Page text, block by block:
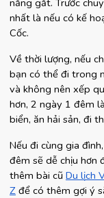
nắng gắt. Trước
nhất là nếu có kế
Cốc.
Về thời lượng, nếu
bạn có thể đi trong
và không nên xếp
hơn, 2 ngày 1 đêm
biển, ăn hải sản, đi
Nếu đi cùng gia
đêm sẽ dễ chịu hơn
thêm bài cũ Du lịch
Z để có thêm gợi ý